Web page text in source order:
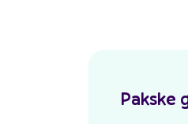
Pakske